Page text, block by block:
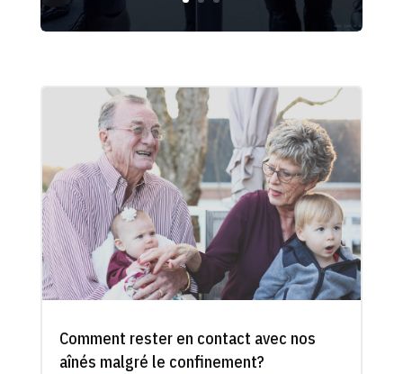
Comment rester en contact avec nos
aînés malgré le confinement?